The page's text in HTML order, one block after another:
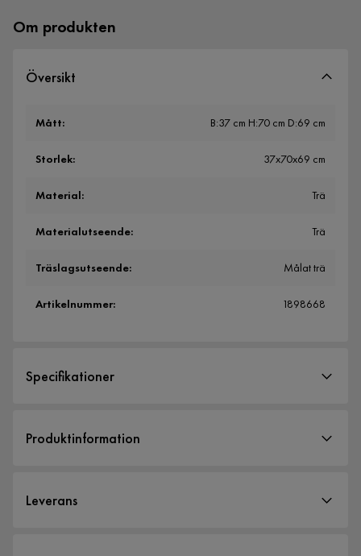
Om produkten
Översikt
Mått: B:37 cm H:70 cm D:69 cm
Storlek: 37x70x69 cm
Material: Trä
Materialutseende: Trä
Träslagsutseende: Målat trä
Artikelnummer: 1898668
Specifikationer
Storlek
Produktinformation
Leverans